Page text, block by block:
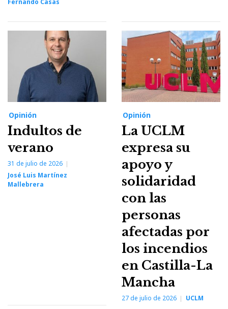
Opinión
Indultos de
verano
31 de julio de 2026
José Luis Martínez
Mallebrera
Opinión
La UCLM
expresa su
apoyo y
solidaridad
con las
personas
afectadas por
los incendios
en Castilla-La
Mancha
27 de julio de 2026 UCLM